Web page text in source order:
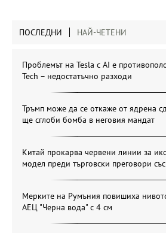
ПОСЛЕДНИ НАЙ-ЧЕТЕНИ
Проблемът на Tesla с AI е
Tech – недостатъчно разходи
Тръмп може да се откаже от ядрена
ще сглоби бомба в неговия мандат
Китай прокарва червени линии за
модел преди търговски преговори
Мерките на Румъния повишиха
АЕЦ "Черна вода" с 4 см